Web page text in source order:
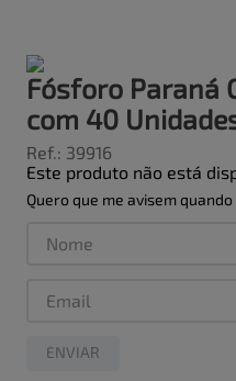
Fósforo Paraná
com 40
Ref. : 39916
Este produto não está
Quero que me avisem
ENVIAR